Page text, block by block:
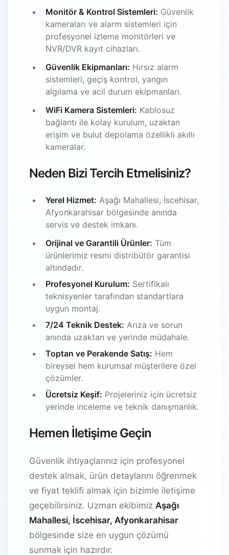
Monitör & Kontrol Sistemleri: Güvenlik
kameraları ve alarm sistemleri için
profesyonel izleme monitörleri ve
NVR/DVR kayıt cihazları.
Güvenlik Ekipmanları: Hırsız alarm
sistemleri, geçiş kontrol, yangın
algılama ve acil durum ekipmanları.
WiFi Kamera Sistemleri: Kablosuz
bağlantı ile kolay kurulum, uzaktan
erişim ve bulut depolama özellikli akıllı
kameralar.
Neden Bizi Tercih Etmelisiniz?
Yerel Hizmet: Aşağı Mahallesi, İscehisar,
Afyonkarahisar bölgesinde anında
servis ve destek imkanı.
Orijinal ve Garantili Ürünler: Tüm
ürünlerimiz resmi distribütör garantisi
altındadır.
Profesyonel Kurulum: Sertifikalı
teknisyenler tarafından standartlara
uygun montaj.
7/24 Teknik Destek: Arıza ve sorun
anında uzaktan ve yerinde müdahale.
Toptan ve Perakende Satış: Hem
bireysel hem kurumsal müşterilere özel
çözümler.
Ücretsiz Keşif: Projeleriniz için ücretsiz
yerinde inceleme ve teknik danışmanlık.
Hemen İletişime Geçin
Güvenlik ihtiyaçlarınız için profesyonel
destek almak, ürün detaylarını öğrenmek
ve fiyat teklifi almak için bizimle iletişime
geçebilirsiniz. Uzman ekibimiz Aşağı
Mahallesi, İscehisar, Afyonkarahisar
bölgesinde size en uygun çözümü
sunmak için hazırdır.